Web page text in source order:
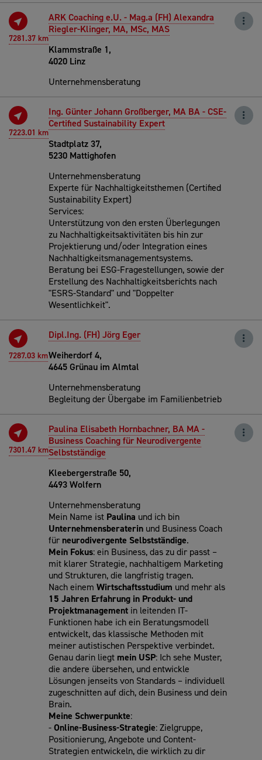
7281.37 km
ARK Coaching e.U. - Mag.a (FH) Alexandra
Riegler-Klinger, MA, MSc, MAS
Klammstraße 1,
4020 Linz
Unternehmensberatung
7223.01 km
Ing. Günter Johann Großberger, MA BA - CSE-
Certified Sustainability Expert
Stadtplatz 37,
5230 Mattighofen
Unternehmensberatung
Experte für Nachhaltigkeitsthemen (Certified
Sustainability Expert)
Services:
Unterstützung von den ersten Überlegungen
zu Nachhaltigkeitsaktivitäten bis hin zur
Projektierung und/oder Integration eines
Nachhaltigkeitsmanagementsystems.
Beratung bei ESG-Fragestellungen, sowie der
Erstellung des Nachhaltigkeitsberichts nach
"ESRS-Standard" und "Doppelter
Wesentlichkeit".
7287.03 km
Dipl.Ing. (FH) Jörg Eger
Weiherdorf 4,
4645 Grünau im Almtal
Unternehmensberatung
Begleitung der Übergabe im Familienbetrieb
7301.47 km
Paulina Elisabeth Hornbachner, BA MA -
Business Coaching für Neurodivergente
Selbstständige
Kleebergerstraße 50,
4493 Wolfern
Unternehmensberatung
Mein Name ist Paulina und ich bin
Unternehmensberaterin und Business Coach
für neurodivergente Selbstständige.
Mein Fokus: ein Business, das zu dir passt –
mit klarer Strategie, nachhaltigem Marketing
und Strukturen, die langfristig tragen.
Nach einem Wirtschaftsstudium und mehr als
15 Jahren Erfahrung in Produkt- und
Projektmanagement in leitenden IT-
Funktionen habe ich ein Beratungsmodell
entwickelt, das klassische Methoden mit
meiner autistischen Perspektive verbindet.
Genau darin liegt mein USP: Ich sehe Muster,
die andere übersehen, und entwickle
Lösungen jenseits von Standards – individuell
zugeschnitten auf dich, dein Business und dein
Brain.
Meine Schwerpunkte:
-Online-Business-Strategie: Zielgruppe,
Positionierung, Angebote und Content-
Strategien entwickeln, die wirklich zu dir